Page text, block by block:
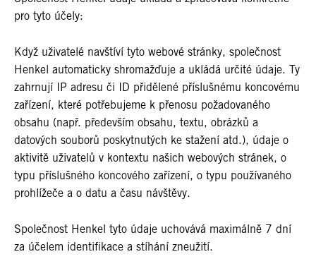
pro tyto účely:
Když uživatelé navštíví tyto webové stránky, společnost
Henkel automaticky shromažďuje a ukládá určité údaje. Ty
zahrnují IP adresu či ID přidělené příslušnému koncovému
zařízení, které potřebujeme k přenosu požadovaného
obsahu (např. především obsahu, textu, obrázků a
datových souborů poskytnutých ke stažení atd.), údaje o
aktivitě uživatelů v kontextu našich webových stránek, o
typu příslušného koncového zařízení, o typu používaného
prohlížeče a o datu a času návštěvy.
Společnost Henkel tyto údaje uchovává maximálně 7 dní
za účelem identifikace a stíhání zneužití.